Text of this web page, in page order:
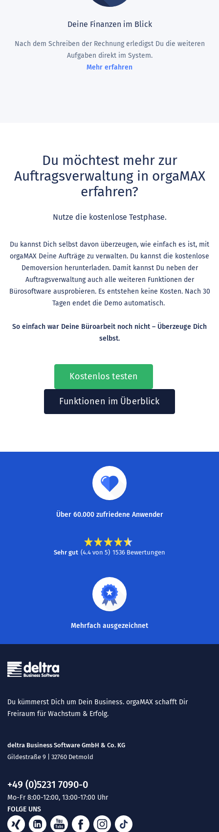
Deine Finanzen im Blick
Nach dem Schreiben der Rechnung erledigst Du die weiteren
Aufgaben direkt im System.
Mehr erfahren
Du möchtest mehr zur
Auftragsverwaltung in orgaMAX
erfahren?
Nutze die kostenlose Testphase.
Du kannst Dich selbst davon überzeugen, wie einfach es ist, mit
orgaMAX Deine Aufträge zu verwalten. Du kannst die kostenlose
Demoversion herunterladen. Damit kannst Du neben der
Auftragsverwaltung auch alle weiteren Funktionen der
Bürosoftware ausprobieren. Es entstehen keine Kosten. Nach 30
Tagen endet die Demo automatisch.
So einfach war Deine Büroarbeit noch nicht – Überzeuge Dich
selbst.
Kostenlos testen
Funktionen im Überblick
Über 60.000 zufriedene Anwender
Sehr gut (4.4 von 5) 1536 Bewertungen
Mehrfach ausgezeichnet
Du kümmerst Dich um Dein Business. orgaMAX schafft Dir
Freiraum für Wachstum & Erfolg.
deltra Business Software GmbH & Co. KG
Gildestraße 9 | 32760 Detmold
+49 (0)5231 7090-0
Mo-Fr 8:00-12:00, 13:00-17:00 Uhr
FOLGE UNS